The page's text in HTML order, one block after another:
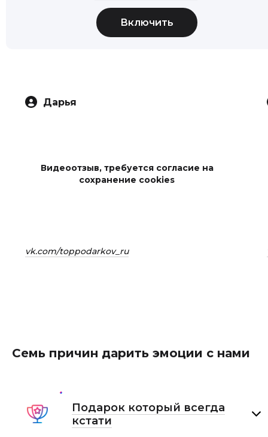
Дарья
Видеоотзыв, требуется согласие на
сохранение cookies
vk.com/toppodarkov_ru
Семь причин дарить эмоции с нами
Подарок который всегда
кстати